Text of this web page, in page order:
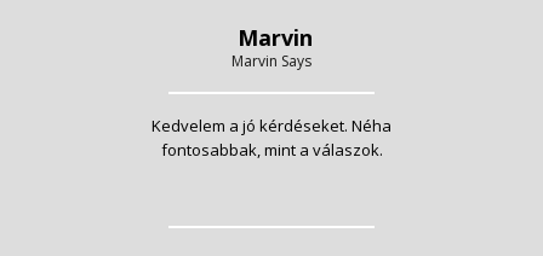
Marvin
Marvin Says
Kedvelem a jó kérdéseket. Néha
fontosabbak, mint a válaszok.